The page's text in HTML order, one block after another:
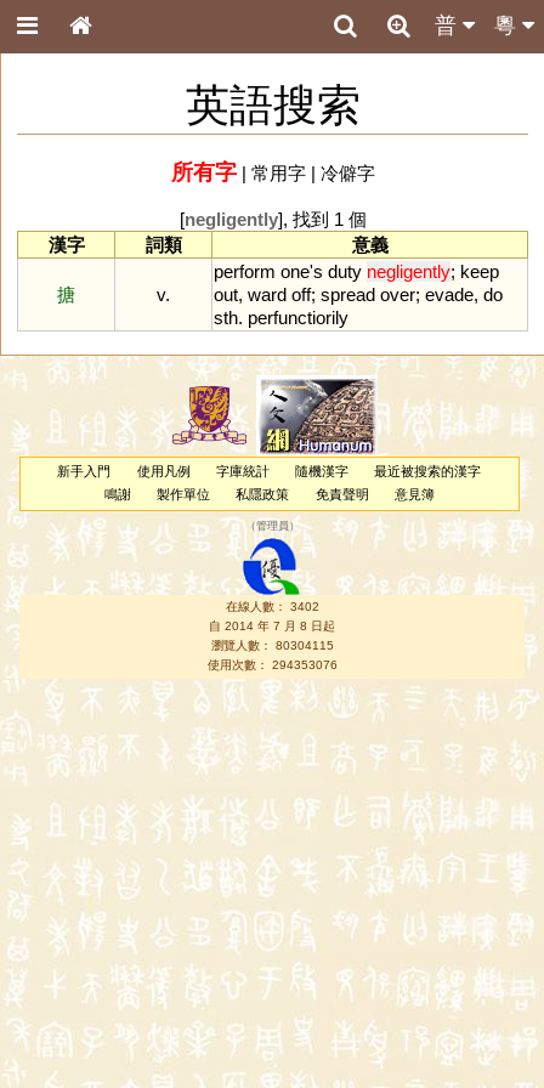
粵
普
英語搜索
所有字| 常用字| 冷僻字
[negligently], 找到 1 個
漢字
詞類 意義
搪 v.
perform one's duty negligently; keep
out, ward off; spread over; evade, do
sth. perfunctiorily
新手入門 使用凡例 字庫統計 隨機漢字
最近被搜索的漢字
鳴謝
製作單位 私隱政策 免責聲明 意見簿
（管理員 ）
在線人數： 3402
自 2014 年 7 月 8 日起
瀏覽人數： 80304115
使用次數： 294353076